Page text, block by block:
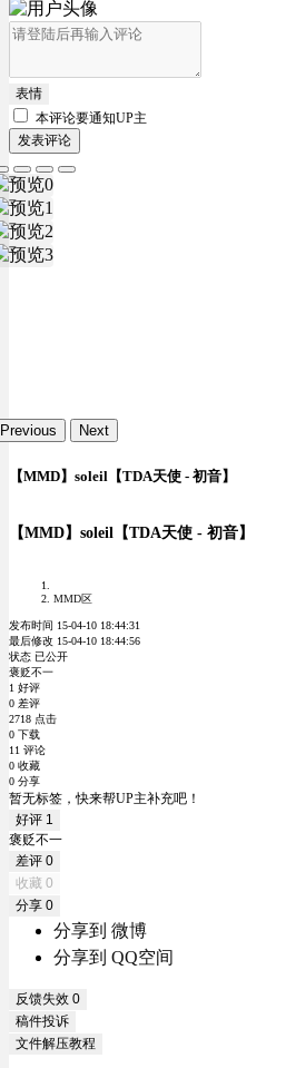
表情
本评论要通知UP主
发表评论
Previous Next
【MMD】soleil【TDA天使 - 初音】
【MMD】soleil【TDA天使 - 初音】
MMD区
发布时间 15-04-10 18:44:31
最后修改 15-04-10 18:44:56
状态 已公开
褒贬不一
1 好评
0 差评
2718 点击
0 下载
11 评论
0 收藏
0 分享
暂无标签，快来帮UP主补充吧！
好评 1
褒贬不一
差评 0
收藏 0
分享 0
分享到 微博
分享到 QQ空间
反馈失效 0
稿件投诉
文件解压教程